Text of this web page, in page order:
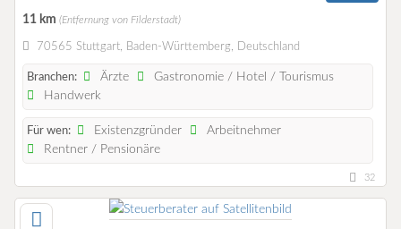
11 km (Entfernung von Filderstadt)
70565 Stuttgart, Baden-Württemberg, Deutschland
Branchen: Ärzte
Gastronomie / Hotel / Tourismus
Handwerk
Für wen: Existenzgründer
Arbeitnehmer
Rentner / Pensionäre
32